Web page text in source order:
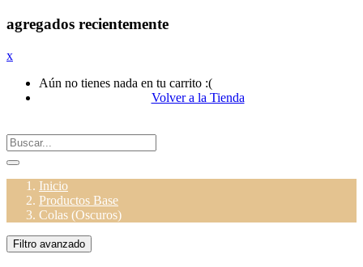
agregados recientemente
x
Aún no tienes nada en tu carrito :(
Volver a la Tienda
Inicio
Productos Base
Colas (Oscuros)
Filtro avanzado